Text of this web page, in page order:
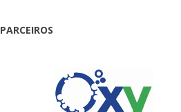
PARCEIROS